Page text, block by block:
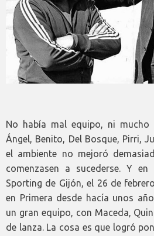
No había mal equipo, ni mucho
Ángel, Benito, Del Bosque, Pirri,
el ambiente no mejoró
comenzasen a sucederse. Y
Sporting de Gijón, el 26 de
en Primera desde hacía unos
un gran equipo, con Maceda,
de lanza. La cosa es que logró